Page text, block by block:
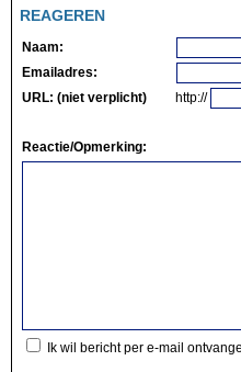
REAGEREN
Naam:
Emailadres:
URL: (niet verplicht)
http://
Reactie/Opmerking:
Ik wil bericht per e-mail